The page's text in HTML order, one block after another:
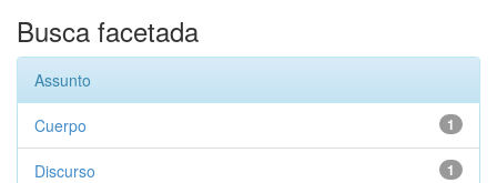
Busca facetada
Assunto
1
Cuerpo
1
Discurso